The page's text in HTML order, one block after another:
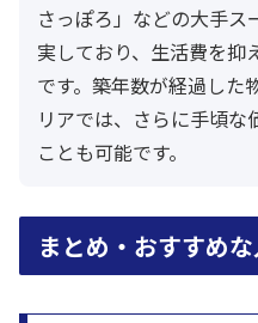
さっぽろ」などの大手ス
実しており、生活費を抑
です。築年数が経過した
リアでは、さらに手頃な
ことも可能です。
まとめ・おすすめな